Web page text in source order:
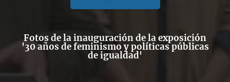
Fotos de la inauguración de la exposición
'30 años de feminismo y políticas públicas
de igualdad'